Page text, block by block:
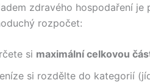
zdravého hospodaření
rozpočet:
si maximální celkovou
si rozdělte do kategorií